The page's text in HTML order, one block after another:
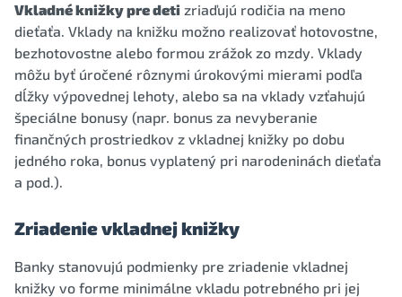
Vkladné knižky pre deti zriaďujú rodičia na meno
dieťaťa. Vklady na knižku možno realizovať hotovostne,
bezhotovostne alebo formou zrážok zo mzdy. Vklady
môžu byť úročené rôznymi úrokovými mierami podľa
dĺžky výpovednej lehoty, alebo sa na vklady vzťahujú
špeciálne bonusy (napr. bonus za nevyberanie
finančných prostriedkov z vkladnej knižky po dobu
jedného roka, bonus vyplatený pri narodeninách dieťaťa
a pod.).
Zriadenie vkladnej knižky
Banky stanovujú podmienky pre zriadenie vkladnej
knižky vo forme minimálne vkladu potrebného pri jej